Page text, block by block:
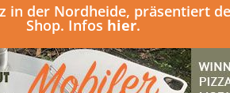
in der Nordheide, präsentiert
Shop. Infos hier.